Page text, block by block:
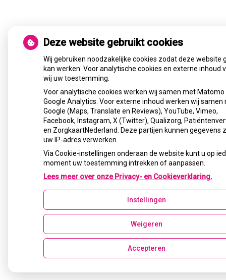
Deze website gebruikt cookies
Wij gebruiken noodzakelijke cookies zodat deze website
kan werken. Voor analytische cookies en externe inhoud
wij uw toestemming.
Voor analytische cookies werken wij samen met Matomo
Google Analytics. Voor externe inhoud werken wij samen
Google (Maps, Translate en Reviews), YouTube, Vimeo,
Facebook, Instagram, X (Twitter), Qualizorg,
en ZorgkaartNederland. Deze partijen kunnen gegevens
uw IP-adres verwerken.
Via Cookie-instellingen onderaan de website kunt u op
moment uw toestemming intrekken of aanpassen.
Lees meer over onze Privacy- en Cookieverklaring.
Instellingen
Weigeren
Accepteren